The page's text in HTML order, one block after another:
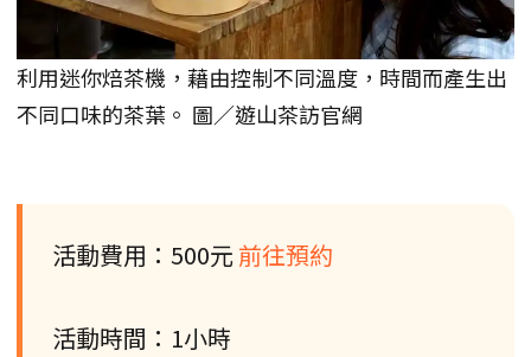
利用迷你焙茶機，藉由控制不同溫度，時間而產生出
不同口味的茶葉。 圖／遊山茶訪官網
活動費用：500元 前往預約
活動時間：1小時